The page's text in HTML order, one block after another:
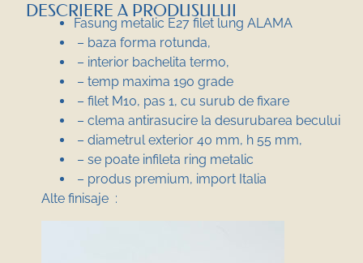
DESCRIERE A PRODUSULUI
Fasung metalic E27 filet lung ALAMA
– baza forma rotunda,
– interior bachelita termo,
– temp maxima 190 grade
– filet M10, pas 1, cu surub de fixare
– clema antirasucire la desurubarea becului
– diametrul exterior 40 mm, h 55 mm,
– se poate infileta ring metalic
– produs premium, import Italia
Alte finisaje :